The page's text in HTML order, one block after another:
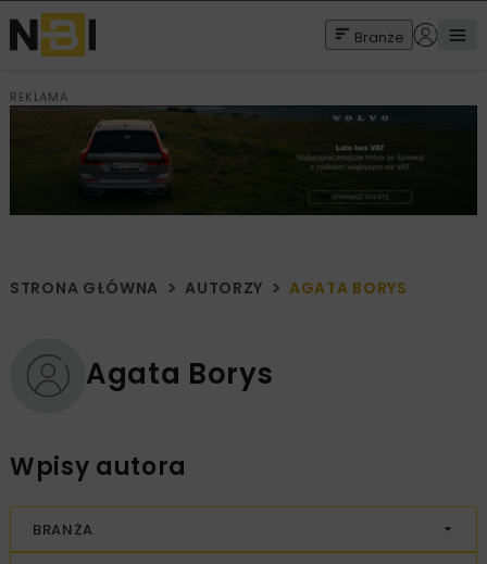
Branże
REKLAMA
STRONA GŁÓWNA AUTORZY AGATA BORYS
Agata Borys
Wpisy autora
BRANŻA